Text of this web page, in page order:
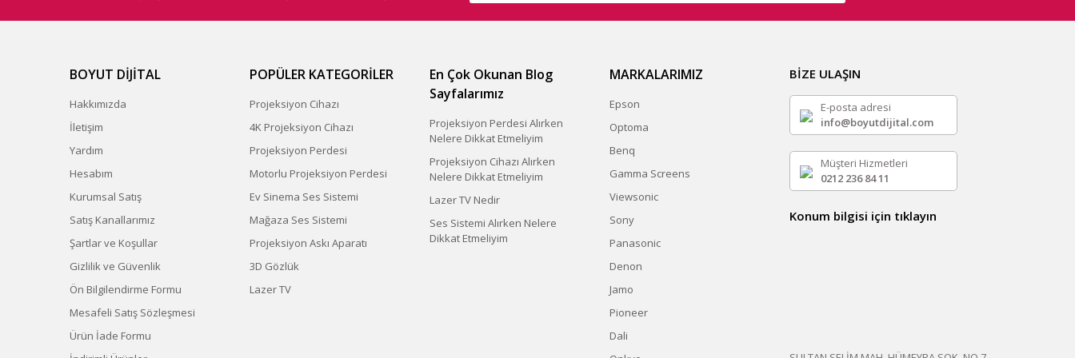
BOYUT DİJİTAL
Hakkımızda
İletişim
Yardım
Hesabım
Kurumsal Satış
Satış Kanallarımız
Şartlar ve Koşullar
Gizlilik ve Güvenlik
Ön Bilgilendirme Formu
Mesafeli Satış Sözleşmesi
Ürün İade Formu
POPÜLER KATEGORİLER
Projeksiyon Cihazı
4K Projeksiyon Cihazı
Projeksiyon Perdesi
Motorlu Projeksiyon Perdesi
Ev Sinema Ses Sistemi
Mağaza Ses Sistemi
Projeksiyon Askı Aparatı
3D Gözlük
Lazer TV
En Çok Okunan Blog
Sayfalarımız
Projeksiyon Perdesi Alırken
Nelere Dikkat Etmeliyim
Projeksiyon Cihazı Alırken
Nelere Dikkat Etmeliyim
Lazer TV Nedir
Ses Sistemi Alırken Nelere
Dikkat Etmeliyim
MARKALARIMIZ
Epson
Optoma
Benq
Gamma Screens
Viewsonic
Sony
Panasonic
Denon
Jamo
Pioneer
Dali
BİZE ULAŞIN
E-posta adresi
info@boyutdijital.com
Müşteri Hizmetleri
0212 236 84 11
Konum bilgisi için tıklayın